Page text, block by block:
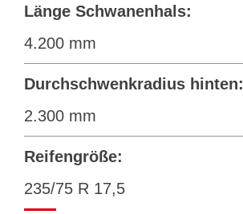
Länge Schwanenhals:
4.200 mm
Durchschwenkradius hinten:
2.300 mm
Reifengröße:
235/75 R 17,5